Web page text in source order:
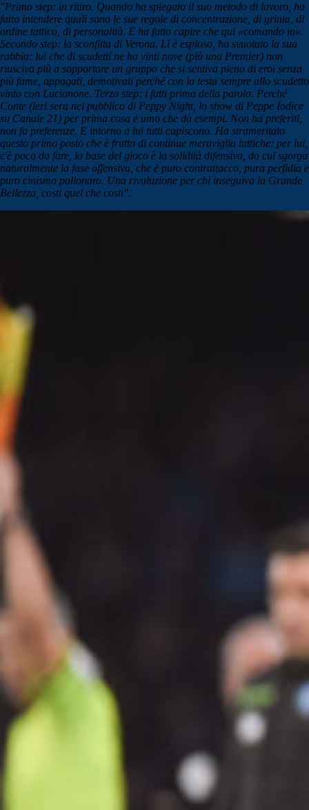
"Primo step: in ritiro. Quando ha spiegato il suo metodo di lavoro, ha
fatto intendere quali sono le sue regole di concentrazione, di grinta, di
ordine tattico, di personalità. E ha fatto capire che qui «comando io».
Secondo step: la sconfitta di Verona. Lì è esploso, ha svuotato la sua
rabbia: lui che di scudetti ne ha vinti nove (più una Premier) non
riusciva più a sopportare un gruppo che si sentiva pieno di eroi senza
più fame, appagati, demotivati perché con la testa sempre allo scudetto
vinto con Lucianone. Terzo step: i fatti prima della parola. Perché
Conte (ieri sera nel pubblico di Peppy Night, lo show di Peppe Iodice
su Canale 21) per prima cosa è umo che dà esempi. Non ha preferiti,
non fa preferenze. E intorno a lui tutti capiscono. Ha strameritato
questo primo posto che è frutto di continue meraviglia tattiche: per lui,
c'è poco da fare, la base del gioco è la solidità difensiva, da cui sgorga
naturalmente la fase offensiva, che è puro contrattacco, pura perfidia e
puro cinismo pallonaro. Una rivoluzione per chi inseguiva la Grande
Bellezza, costi quel che costi".